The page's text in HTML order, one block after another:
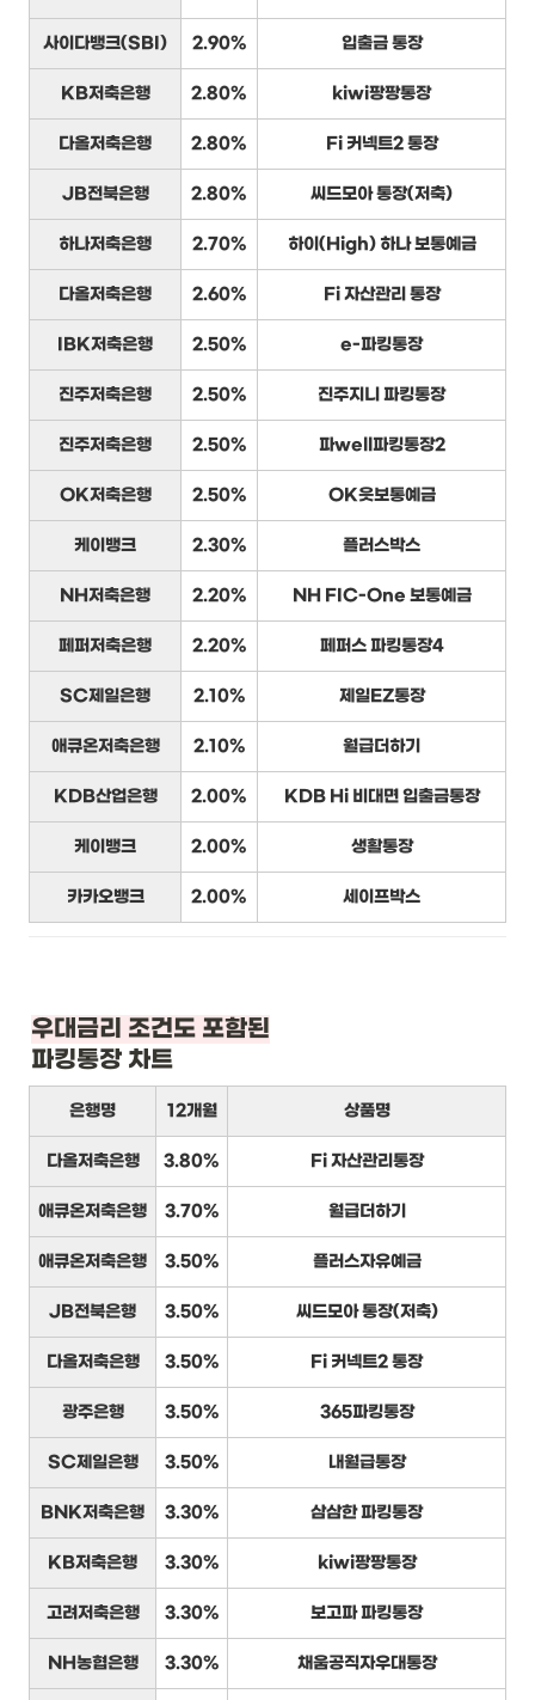
사이다뱅크(SBI) 2.90% 입출금 통장
KB저축은행 2.80% kiwi팡팡통장
다올저축은행 2.80% Fi 커넥트2 통장
JB전북은행 2.80% 씨드모아 통장(저축)
하나저축은행 2.70% 하이(High) 하나 보통예금
다올저축은행 2.60% Fi 자산관리 통장
IBK저축은행 2.50% e-파킹통장
진주저축은행 2.50% 진주지니 파킹통장
진주저축은행 2.50% 파well파킹통장2
OK저축은행 2.50% OK읏보통예금
케이뱅크 2.30% 플러스박스
NH저축은행 2.20% NH FIC-One 보통예금
페퍼저축은행 2.20% 페퍼스 파킹통장4
SC제일은행 2.10% 제일EZ통장
애큐온저축은행 2.10% 월급더하기
KDB산업은행 2.00% KDB Hi 비대면 입출금통장
케이뱅크 2.00% 생활통장
카카오뱅크 2.00% 세이프박스
우대금리 조건도 포함된
파킹통장 차트
은행명 12개월 상품명
다올저축은행 3.80% Fi 자산관리통장
애큐온저축은행 3.70% 월급더하기
애큐온저축은행 3.50% 플러스자유예금
JB전북은행 3.50% 씨드모아 통장(저축)
다올저축은행 3.50% Fi 커넥트2 통장
광주은행 3.50% 365파킹통장
SC제일은행 3.50% 내월급통장
BNK저축은행 3.30% 삼삼한 파킹통장
KB저축은행 3.30% kiwi팡팡통장
고려저축은행 3.30% 보고파 파킹통장
NH농협은행 3.30% 채움공직자우대통장